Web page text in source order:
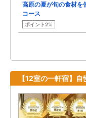
高原の夏が旬の食材を
コース
ポイント2%
【12室の一軒宿】